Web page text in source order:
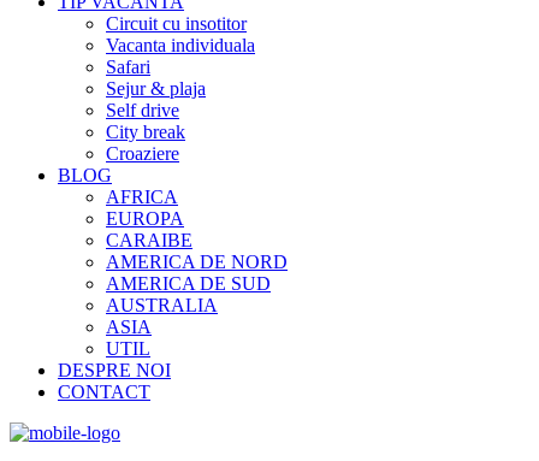
Circuit cu insotitor
Vacanta individuala
Safari
Sejur & plaja
Self drive
City break
Croaziere
BLOG
AFRICA
EUROPA
CARAIBE
AMERICA DE NORD
AMERICA DE SUD
AUSTRALIA
ASIA
UTIL
DESPRE NOI
CONTACT